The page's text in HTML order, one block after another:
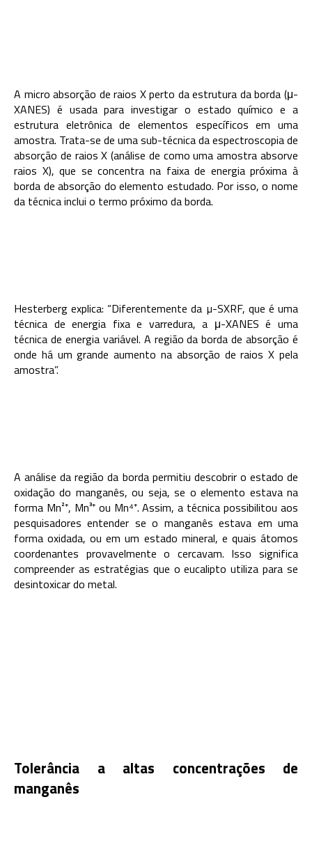
A micro absorção de raios X perto da estrutura da borda (μ-
XANES) é usada para investigar o estado químico e a
estrutura eletrônica de elementos específicos em uma
amostra. Trata-se de uma sub-técnica da espectroscopia de
absorção de raios X (análise de como uma amostra absorve
raios X), que se concentra na faixa de energia próxima à
borda de absorção do elemento estudado. Por isso, o nome
da técnica inclui o termo próximo da borda.
Hesterberg explica: “Diferentemente da µ-SXRF, que é uma
técnica de energia fixa e varredura, a μ-XANES é uma
técnica de energia variável. A região da borda de absorção é
onde há um grande aumento na absorção de raios X pela
amostra”.
A análise da região da borda permitiu descobrir o estado de
oxidação do manganês, ou seja, se o elemento estava na
forma Mn²⁺, Mn³⁺ ou Mn⁴⁺. Assim, a técnica possibilitou aos
pesquisadores entender se o manganês estava em uma
forma oxidada, ou em um estado mineral, e quais átomos
coordenantes provavelmente o cercavam. Isso significa
compreender as estratégias que o eucalipto utiliza para se
desintoxicar do metal.
Tolerância a altas concentrações de
manganês